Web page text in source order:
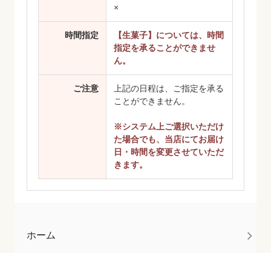
×
時間指定
【生菓子】については、時間
指定を承ることができませ
ん。
ご注意
上記の日程は、ご指定を承る
ことができません。
※システム上ご選択いただけ
た場合でも、当店にてお届け
日・時間を変更させていただ
きます。
ホーム